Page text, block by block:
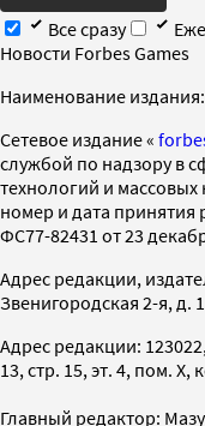
Все сразу
Новости Forbes Games
Наименование издания:
Cетевое издание «
службой по надзору в
технологий и
номер и дата
ФС77-82431 от 23
Адрес редакции,
Звенигородская 2-я, д.
Адрес редакции:
13, стр. 15, эт. 4, пом. X,
Главный редактор: